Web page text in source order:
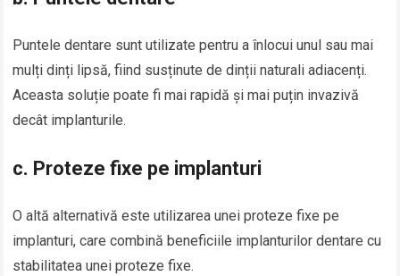
Puntele dentare sunt utilizate pentru a înlocui unul sau mai
mulți dinți lipsă, fiind susținute de dinții naturali adiacenți.
Aceasta soluție poate fi mai rapidă și mai puțin invazivă
decât implanturile.
c. Proteze fixe pe implanturi
O altă alternativă este utilizarea unei proteze fixe pe
implanturi, care combină beneficiile implanturilor dentare cu
stabilitatea unei proteze fixe.